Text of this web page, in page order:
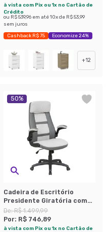
à vista com Pix ou 1x no Cartão de
Crédito
ou R$ 539,96 em até10x de R$ 53,99
sem juros
Cashback R$ 75 Economize 24%
+12
50%
Cadeira de Escritório
Presidente Giratória com
Relax Juan Cinza
De:R$ 1.499,99
Por: R$ 746,89
à vista com Pix ou 1x no Cartão de